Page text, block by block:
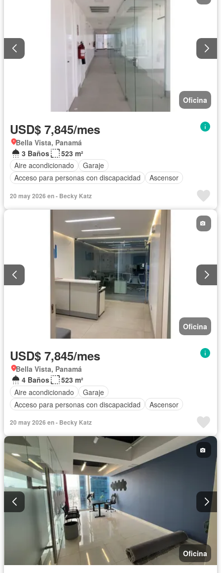
Oficina
USD$ 7,845/mes
Bella Vista, Panamá
3 Baños
523 m²
Aire acondicionado
Garaje
Acceso para personas con discapacidad
Ascensor
20 may 2026 en - Becky Katz
Oficina
USD$ 7,845/mes
Bella Vista, Panamá
4 Baños
523 m²
Aire acondicionado
Garaje
Acceso para personas con discapacidad
Ascensor
20 may 2026 en - Becky Katz
Oficina